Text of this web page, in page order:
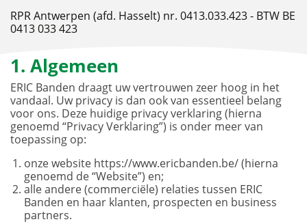
RPR Antwerpen (afd. Hasselt) nr. 0413.033.423 - BTW BE
0413 033 423
1. Algemeen
ERIC Banden draagt uw vertrouwen zeer hoog in het
vandaal. Uw privacy is dan ook van essentieel belang
voor ons. Deze huidige privacy verklaring (hierna
genoemd “Privacy Verklaring”) is onder meer van
toepassing op:
onze website https://www.ericbanden.be/ (hierna
genoemd de “Website”) en;
alle andere (commerciële) relaties tussen ERIC
Banden en haar klanten, prospecten en business
partners.